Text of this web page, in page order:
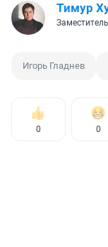
Тимур
Игорь Гладнев
0 0